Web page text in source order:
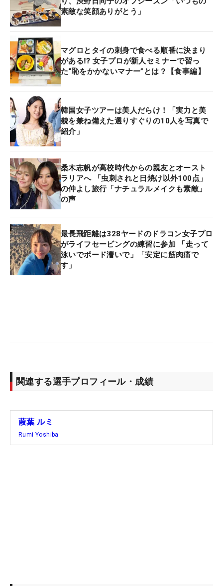
素敵な笑顔ありがとう」
マグロとタイの刺身で食べる順番に決まり
がある⁉ 女子プロが新人セミナーで習っ
た“恥をかかないマナー”とは？【食事編】
韓国女子ツアーは美人だらけ！「実力と美
貌を兼ね備えた選りすぐりの10人を写真で
紹介」
桑木志帆が高校時代からの親友とオースト
ラリアへ 「虫刺されと日焼け以外100点」
の仲よし旅行「ナチュラルメイクも素敵」
の声
最長飛距離は328ヤードのドラコン女子プロ
がライフセービングの練習に参加 「走って
泳いでボード漕いで」「安定に筋肉痛で
す」
関連する選手プロフィール・成績
葭葉 ルミ
Rumi Yoshiba